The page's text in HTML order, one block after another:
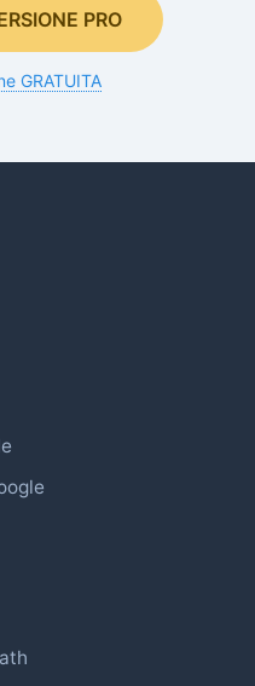
PRO
GRATUITA